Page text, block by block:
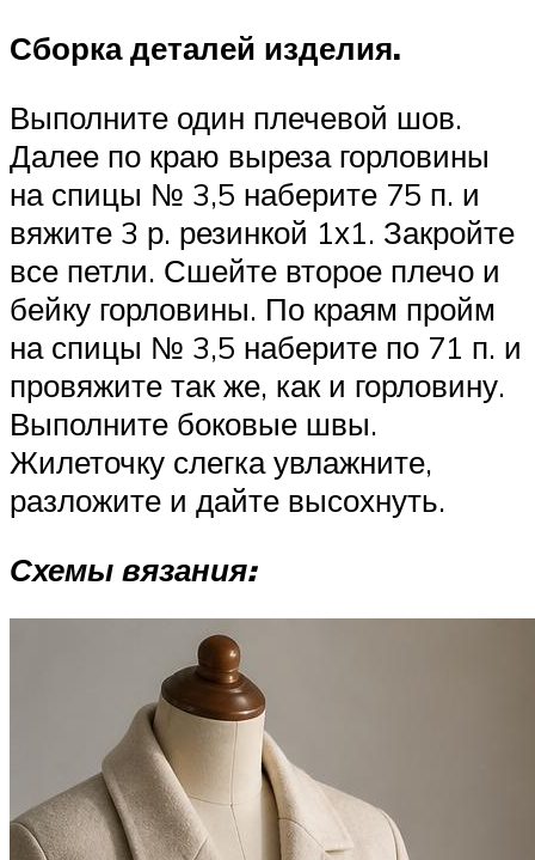
Сборка деталей изделия.
Выполните один плечевой шов.
Далее по краю выреза горловины
на спицы № 3,5 наберите 75 п. и
вяжите 3 р. резинкой 1х1. Закройте
все петли. Сшейте второе плечо и
бейку горловины. По краям пройм
на спицы № 3,5 наберите по 71 п. и
провяжите так же, как и горловину.
Выполните боковые швы.
Жилеточку слегка увлажните,
разложите и дайте высохнуть.
Схемы вязания: